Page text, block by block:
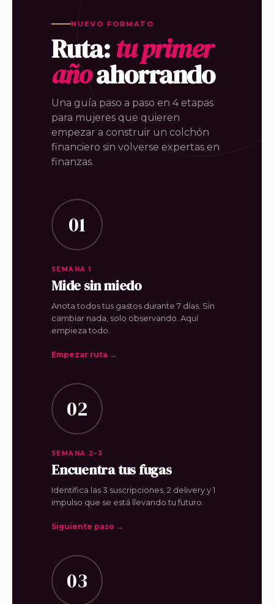
NUEVO FORMATO
Ruta:tu primer
añoahorrando
Una guía paso a paso en 4 etapas
para mujeres que quieren
empezar a construir un colchón
financiero sin volverse expertas en
finanzas.
01
SEMANA 1
Mide sin miedo
Anota todos tus gastos durante 7 días. Sin
cambiar nada, solo observando. Aquí
empieza todo.
Empezar ruta →
02
SEMANA 2–3
Encuentra tus fugas
Identifica las 3 suscripciones, 2 delivery y 1
impulso que se está llevando tu futuro.
Siguiente paso →
03